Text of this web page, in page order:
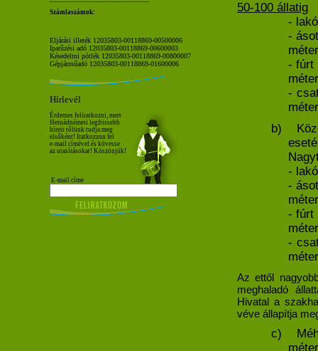
Számlaszámok:
Eljárási illeték 12035803-00118869-00500006
Iparűzési adó 12035803-00118869-00600003
Késedelmi pótlék 12035803-00118869-00800007
Gépjárműadó 12035803-00118869-01600006
Hírlevél
Érdemes feliratkozni, mert
Hernádnémeti legfrissebb
híreit tőlünk tudja meg
elsőként! Iratkozzon fel
e-mail címével és kövesse
az utasításokat! Köszönjük!
E-mail címe
50-100 állatig
-
-
méter
- fúrt
méter
-
méter
b)
-
-
méter
- fúrt
méter
-
méter
Az ettől
meghaladó
Hivatal a
véve állapítja
c)